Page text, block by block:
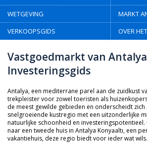
WETGEVING
MARKT
VERKOOPSGIDS
OVER
Vastgoedmarkt van
Investeringsgids
Antalya, een mediterrane parel aan de zuidkust
trekpleister voor zowel toeristen als
de meest gewilde gebieden en onderscheidt zich
snelgroeiende kustregio met een uitzonderlijke
natuurlijke schoonheid en
naar een tweede huis in Antalya Konyaaltı, een
vakantiehuis, deze regio biedt voor ieder wat wils.